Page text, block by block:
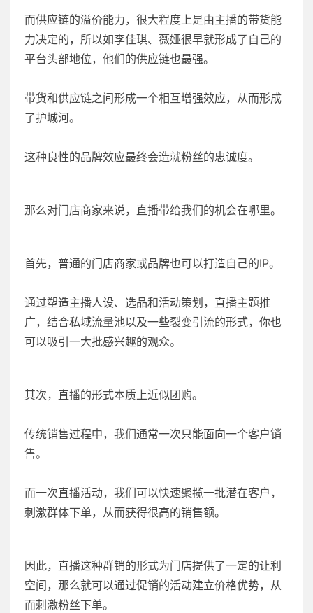
而供应链的溢价能力，很大程度上是由主播的带货能
力决定的，所以如李佳琪、薇娅很早就形成了自己的
平台头部地位，他们的供应链也最强。
带货和供应链之间形成一个相互增强效应，从而形成
了护城河。
这种良性的品牌效应最终会造就粉丝的忠诚度。
那么对门店商家来说，直播带给我们的机会在哪里。
首先，普通的门店商家或品牌也可以打造自己的IP。
通过塑造主播人设、选品和活动策划，直播主题推
广，结合私域流量池以及一些裂变引流的形式，你也
可以吸引一大批感兴趣的观众。
其次，直播的形式本质上近似团购。
传统销售过程中，我们通常一次只能面向一个客户销
售。
而一次直播活动，我们可以快速聚揽一批潜在客户，
刺激群体下单，从而获得很高的销售额。
因此，直播这种群销的形式为门店提供了一定的让利
空间，那么就可以通过促销的活动建立价格优势，从
而刺激粉丝下单。